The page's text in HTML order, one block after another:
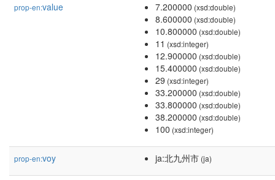
prop-en:value 7.200000 (xsd:double)
8.600000 (xsd:double)
10.800000 (xsd:double)
11 (xsd:integer)
12.900000 (xsd:double)
15.400000 (xsd:double)
29 (xsd:integer)
33.200000 (xsd:double)
33.800000 (xsd:double)
38.200000 (xsd:double)
100 (xsd:integer)
prop-en:voy ja:北九州市 (ja)